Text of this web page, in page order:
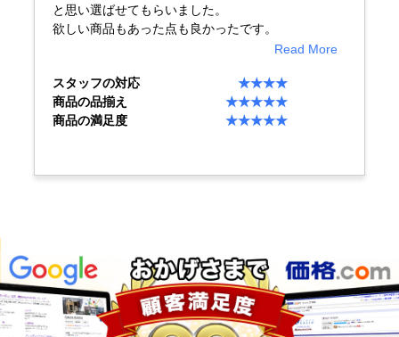
と思い選ばせてもらいました。
欲しい商品もあった点も良かったです。
Read More
スタッフの対応
★★★★
商品の品揃え
★★★★★
商品の満足度
★★★★★